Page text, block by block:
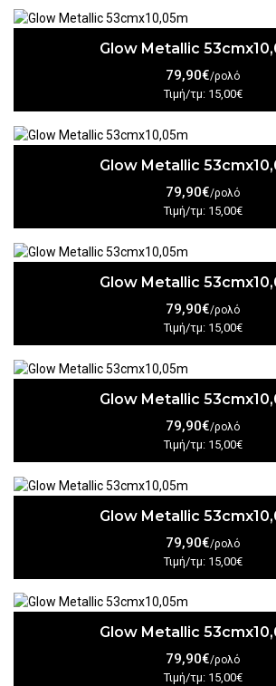
Glow Metallic
79,90€/ρολό
Τιμή/τμ: 15,00€
Glow Metallic
79,90€/ρολό
Τιμή/τμ: 15,00€
Glow Metallic
79,90€/ρολό
Τιμή/τμ: 15,00€
Glow Metallic
79,90€/ρολό
Τιμή/τμ: 15,00€
Glow Metallic
79,90€/ρολό
Τιμή/τμ: 15,00€
Glow Metallic
79,90€/ρολό
Τιμή/τμ: 15,00€